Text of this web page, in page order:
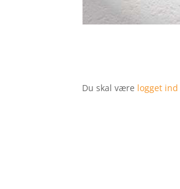
Du skal være logget ind